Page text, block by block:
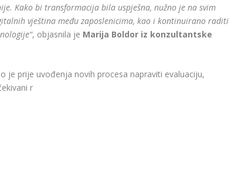
Kako bi transformacija bila uspješna, nužno je na svim
vještina među zaposlenicima, kao i kontinuirano raditi
, objasnila je Marija Boldor iz konzultantske
je prije uvođenja novih procesa napraviti evaluaciju,
r